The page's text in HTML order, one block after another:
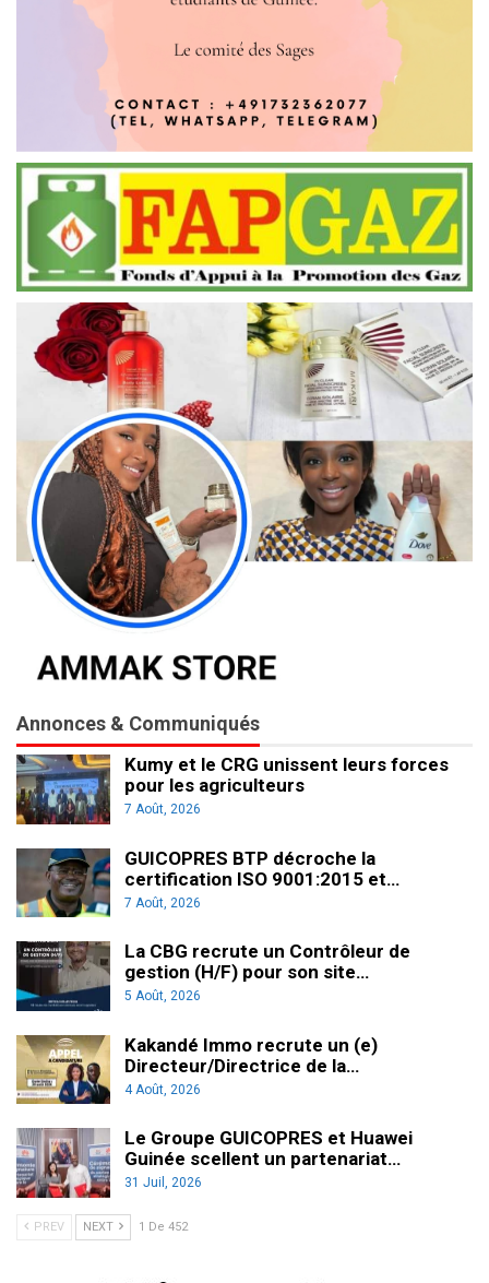
Annonces & Communiqués
Kumy et le CRG unissent leurs forces
pour les agriculteurs
7 Août, 2026
GUICOPRES BTP décroche la
certification ISO 9001:2015 et…
7 Août, 2026
La CBG recrute un Contrôleur de
gestion (H/F) pour son site…
5 Août, 2026
Kakandé Immo recrute un (e)
Directeur/Directrice de la…
4 Août, 2026
Le Groupe GUICOPRES et Huawei
Guinée scellent un partenariat…
31 Juil, 2026
PREV NEXT 1 De 452